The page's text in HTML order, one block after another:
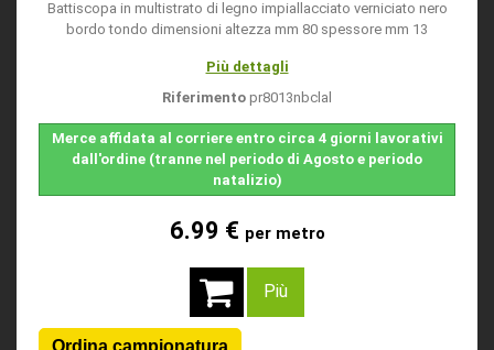
Battiscopa in multistrato di legno impiallacciato verniciato nero
bordo tondo dimensioni altezza mm 80 spessore mm 13
Più dettagli
Riferimento pr8013nbclal
Merce affidata al corriere entro circa 4 giorni lavorativi
dall'ordine (tranne nel periodo di Agosto e periodo
natalizio)
6.99 € per metro
Più